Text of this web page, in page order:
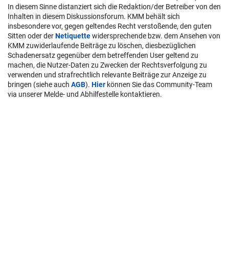
In diesem Sinne distanziert sich die Redaktion/der Betreiber von den
Inhalten in diesem Diskussionsforum. KMM behält sich
insbesondere vor, gegen geltendes Recht verstoßende, den guten
Sitten oder derNetiquettewidersprechende bzw. dem Ansehen von
KMM zuwiderlaufende Beiträge zu löschen, diesbezüglichen
Schadenersatz gegenüber dem betreffenden User geltend zu
machen, die Nutzer-Daten zu Zwecken der Rechtsverfolgung zu
verwenden und strafrechtlich relevante Beiträge zur Anzeige zu
bringen (siehe auch AGB). Hier können Sie das Community-Team
via unserer Melde- und Abhilfestelle kontaktieren.